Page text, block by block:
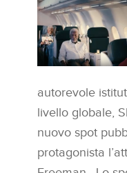
autorevole
livello globale,
nuovo spot
protagonista